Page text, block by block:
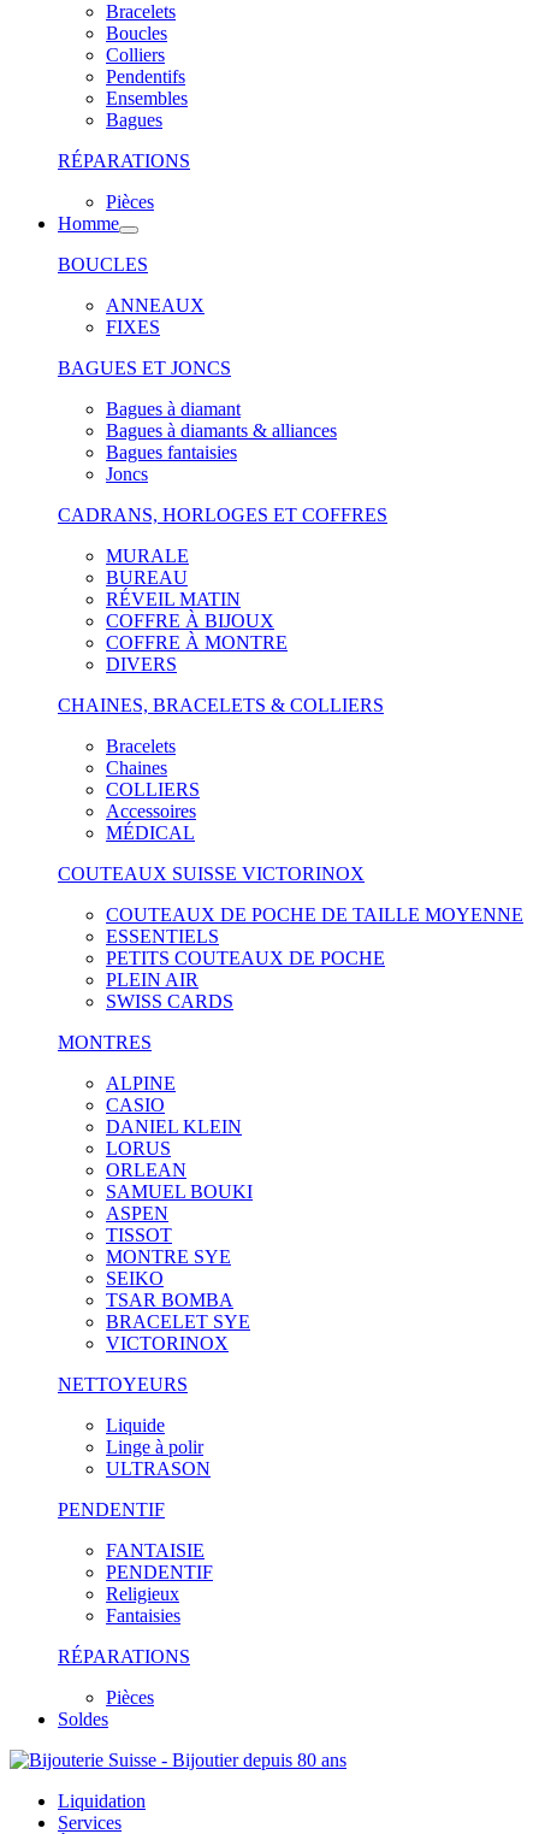
Bracelets
Boucles
Colliers
Pendentifs
Ensembles
Bagues
RÉPARATIONS
Pièces
Homme
BOUCLES
ANNEAUX
FIXES
BAGUES ET JONCS
Bagues à diamant
Bagues à diamants & alliances
Bagues fantaisies
Joncs
CADRANS, HORLOGES ET COFFRES
MURALE
BUREAU
RÉVEIL MATIN
COFFRE À BIJOUX
COFFRE À MONTRE
DIVERS
CHAINES, BRACELETS & COLLIERS
Bracelets
Chaines
COLLIERS
Accessoires
MÉDICAL
COUTEAUX SUISSE VICTORINOX
COUTEAUX DE POCHE DE TAILLE MOYENNE
ESSENTIELS
PETITS COUTEAUX DE POCHE
PLEIN AIR
SWISS CARDS
MONTRES
ALPINE
CASIO
DANIEL KLEIN
LORUS
ORLEAN
SAMUEL BOUKI
ASPEN
TISSOT
MONTRE SYE
SEIKO
TSAR BOMBA
BRACELET SYE
VICTORINOX
NETTOYEURS
Liquide
Linge à polir
ULTRASON
PENDENTIF
FANTAISIE
PENDENTIF
Religieux
Fantaisies
RÉPARATIONS
Pièces
Soldes
Liquidation
Services